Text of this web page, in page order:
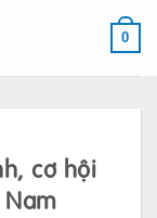
0
cơ hội